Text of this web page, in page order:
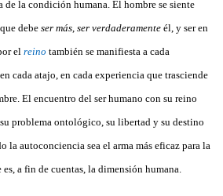
de la condición humana. El hombre se siente
debe ser más ser verdaderamente él, y ser en
el reino también se manifiesta a cada
cada atajo, en cada experiencia que trasciende
El encuentro del ser humano con su reino
problema ontológico, su libertad y su destino
la autoconciencia sea el arma más eficaz para la
a fin de cuentas, la dimensión humana.